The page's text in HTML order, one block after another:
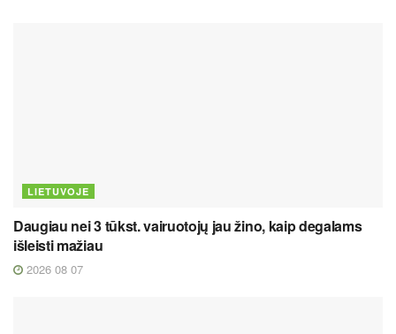
LIETUVOJE
Daugiau nei 3 tūkst. vairuotojų jau žino, kaip degalams
išleisti mažiau
2026 08 07